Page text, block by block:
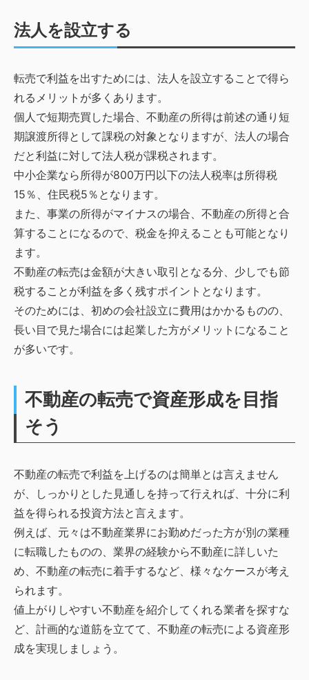
法人を設立する
転売で利益を出すためには、法人を設立することで得ら
れるメリットが多くあります。
個人で短期売買した場合、不動産の所得は前述の通り短
期譲渡所得として課税の対象となりますが、法人の場合
だと利益に対して法人税が課税されます。
中小企業なら所得が800万円以下の法人税率は所得税
15％、住民税5％となります。
また、事業の所得がマイナスの場合、不動産の所得と合
算することになるので、税金を抑えることも可能となり
ます。
不動産の転売は金額が大きい取引となる分、少しでも節
税することが利益を多く残すポイントとなります。
そのためには、初めの会社設立に費用はかかるものの、
長い目で見た場合には起業した方がメリットになること
が多いです。
不動産の転売で資産形成を目指
そう
不動産の転売で利益を上げるのは簡単とは言えません
が、しっかりとした見通しを持って行えれば、十分に利
益を得られる投資方法と言えます。
例えば、元々は不動産業界にお勤めだった方が別の業種
に転職したものの、業界の経験から不動産に詳しいた
め、不動産の転売に着手するなど、様々なケースが考え
られます。
値上がりしやすい不動産を紹介してくれる業者を探すな
ど、計画的な道筋を立てて、不動産の転売による資産形
成を実現しましょう。